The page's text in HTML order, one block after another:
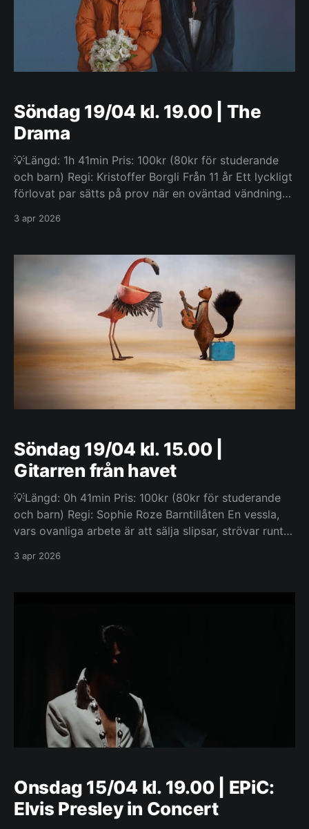
Söndag 19/04 kl. 19.00 | The
Drama
💡Längd: 1h 41min Pris: 100kr (80kr för studerande
och barn) Regi: Kristoffer Borgli Från 11 år Ett lyckligt
förlovat par sätts på prov när en oväntad vändning
3 apr 2026
Söndag 19/04 kl. 15.00 |
Gitarren från havet
💡Längd: 0h 41min Pris: 100kr (80kr för studerande
och barn) Regi: Sophie Roze Barntillåten En vessla,
vars ovanliga arbete är att sälja slipsar, strövar runt
ständigt på flytt bestämmer hon sig för att pröva
3 apr 2026
Onsdag 15/04 kl. 19.00 | EPiC:
Elvis Presley in Concert